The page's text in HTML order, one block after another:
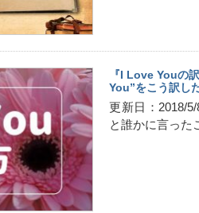
『I Love Youの
You”をこう訳し
更新日：2018/
と誰かに言った